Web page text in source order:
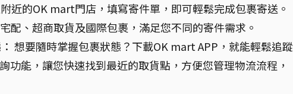
近的OK mart門店，填寫寄件單，即可輕鬆完成包裹寄送。
配、超商取貨及國際包裹，滿足您不同的寄件需求。
想要隨時掌握包裹狀態？下載OK mart APP，就能輕鬆追蹤
功能，讓您快速找到最近的取貨點，方便您管理物流流程，